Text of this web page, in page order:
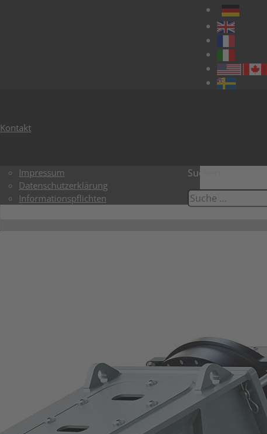
Kontakt
Impressum
Datenschutzerklärung
Informationspflichten
Suchen